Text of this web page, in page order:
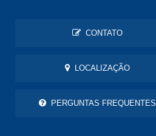
CONTATO
LOCALIZAÇÃO
PERGUNTAS FREQUENTES